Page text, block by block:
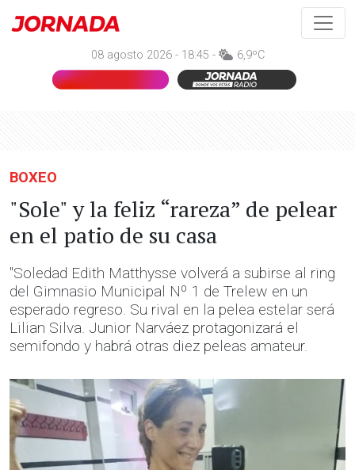
08 agosto 2026 - 18:45 - 6,9ºC
BOXEO
"Sole" y la feliz “rareza” de pelear
en el patio de su casa
"Soledad Edith Matthysse volverá a subirse al ring
del Gimnasio Municipal Nº 1 de Trelew en un
esperado regreso. Su rival en la pelea estelar será
Lilian Silva. Junior Narváez protagonizará el
semifondo y habrá otras diez peleas amateur.